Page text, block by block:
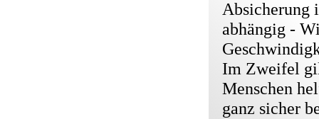
Absicherung
abhängig -
Im Zweifel
Menschen
ganz sicher